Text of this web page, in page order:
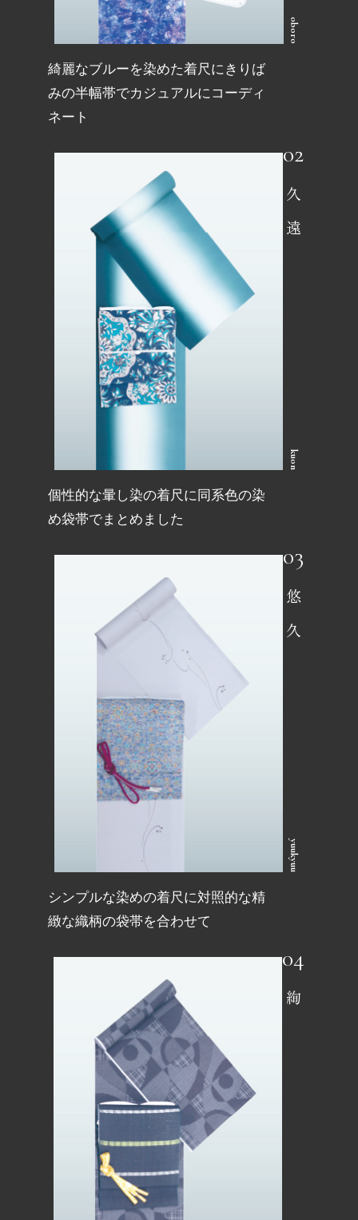
oboro
綺麗なブルーを染めた着尺にきりば
みの半幅帯でカジュアルにコーディ
ネート
久遠
kuon
個性的な暈し染の着尺に同系色の染
め袋帯でまとめました
悠久
yuukyuu
シンプルな染めの着尺に対照的な精
緻な織柄の袋帯を合わせて
絢